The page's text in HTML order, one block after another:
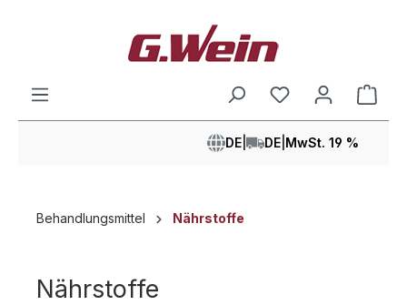
DE DE MwSt. 19 %
Behandlungsmittel Nährstoffe
Nährstoffe